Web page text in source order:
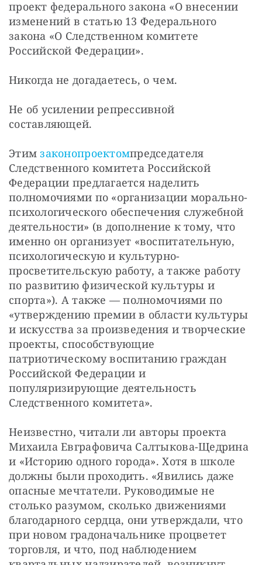
проект федерального закона «О внесении
изменений в статью 13 Федерального
закона «О Следственном комитете
Российской Федерации».
Никогда не догадаетесь, о чем.
Не об усилении репрессивной
составляющей.
Этим законопроектомпредседателя
Следственного комитета Российской
Федерации предлагается наделить
полномочиями по «организации морально-
психологического обеспечения служебной
деятельности» (в дополнение к тому, что
именно он организует «воспитательную,
психологическую и культурно-
просветительскую работу, а также работу
по развитию физической культуры и
спорта»). А также — полномочиями по
«утверждению премии в области культуры
и искусства за произведения и творческие
проекты, способствующие
патриотическому воспитанию граждан
Российской Федерации и
популяризирующие деятельность
Следственного комитета».
Неизвестно, читали ли авторы проекта
Михаила Евграфовича Салтыкова-Щедрина
и «Историю одного города». Хотя в школе
должны были проходить. «Явились даже
опасные мечтатели. Руководимые не
столько разумом, сколько движениями
благодарного сердца, они утверждали, что
при новом градоначальнике процветет
торговля, и что, под наблюдением